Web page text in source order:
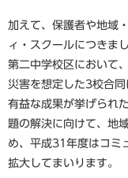
加えて、保護者や地域
ィ・スクールにつきま
第二中学校区において
災害を想定した3校合
有益な成果が挙げられ
題の解決に向けて、地
め、平成31年度はコミ
拡大してまいります。